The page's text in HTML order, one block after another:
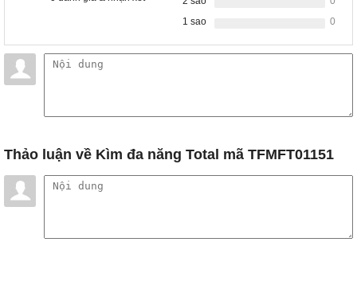
1 sao
0
Thảo luận về Kìm đa năng Total mã TFMFT01151